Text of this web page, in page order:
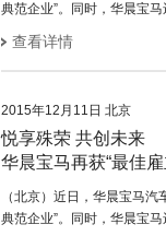
典范企业”。同时，华晨宝
查看详情
2015年12月11日 北京
悦享殊荣 共创未来
华晨宝马再获“最佳雇
（北京）近日，华晨宝马
典范企业”。同时，华晨宝